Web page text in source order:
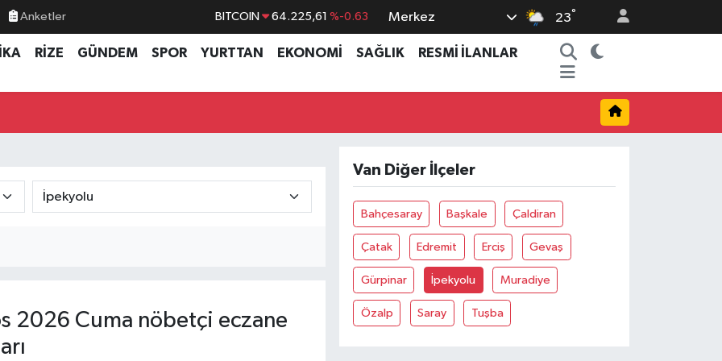
Anketler BITCOIN 64.225,61 %-0.63
DOLAR 47,7143 %0.16
GRAM ALTIN 6510.40 %0.45
%70
Merkez 23°
RİZE GÜNDEM SPOR YURTTAN EKONOMİ SAĞLIK
RESMİ İLANLAR
2026 Cuma nöbetçi eczane
Van Diğer İlçeler
Bahçesaray Başkale Çaldiran
Çatak Edremit Erciş Gevaş
Gürpinar İpekyolu Muradiye
Özalp Saray Tuşba